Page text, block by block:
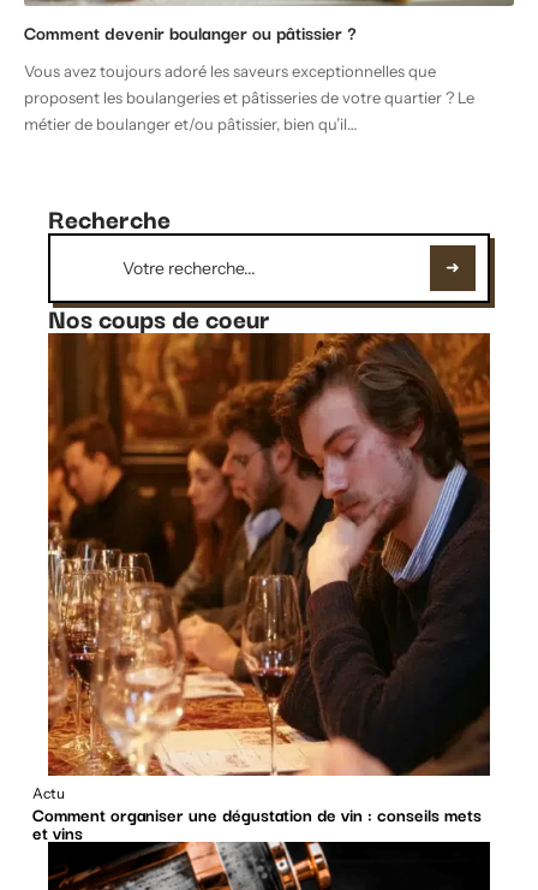
Comment devenir boulanger ou pâtissier ?
Vous avez toujours adoré les saveurs exceptionnelles que
proposent les boulangeries et pâtisseries de votre quartier ? Le
métier de boulanger et/ou pâtissier, bien qu’il…
Recherche
Nos coups de coeur
Actu
Comment organiser une dégustation de vin : conseils mets
et vins